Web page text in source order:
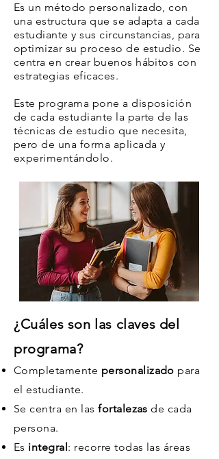
Es un método personalizado, con
una estructura que se adapta a cada
estudiante y sus circunstancias, para
optimizar su proceso de estudio. Se
centra en crear buenos hábitos con
estrategias eficaces.
Este programa pone a disposición
de cada estudiante la parte de las
técnicas de estudio que necesita,
pero de una forma aplicada y
experimentándolo.
¿Cuáles son las claves del
programa?
Completamente personalizado para
el estudiante.
Se centra en lasfortalezasde cada
persona.
Es integral: recorre todas las áreas